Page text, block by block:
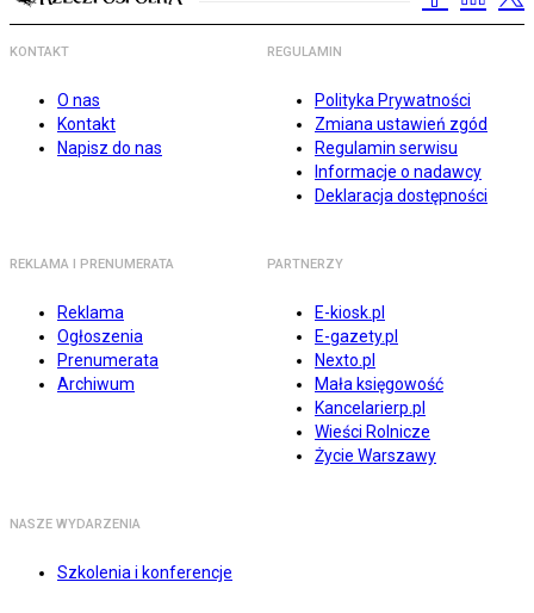
KONTAKT
O nas
Kontakt
Napisz do nas
REGULAMIN
Polityka Prywatności
Zmiana ustawień zgód
Regulamin serwisu
Informacje o nadawcy
Deklaracja dostępności
REKLAMA I PRENUMERATA
Reklama
Ogłoszenia
Prenumerata
Archiwum
PARTNERZY
E-kiosk.pl
E-gazety.pl
Nexto.pl
Mała księgowość
Kancelarierp.pl
Wieści Rolnicze
Życie Warszawy
NASZE WYDARZENIA
Szkolenia i konferencje